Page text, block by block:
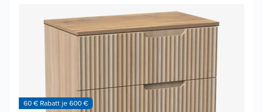
60 € Rabatt je 600 €